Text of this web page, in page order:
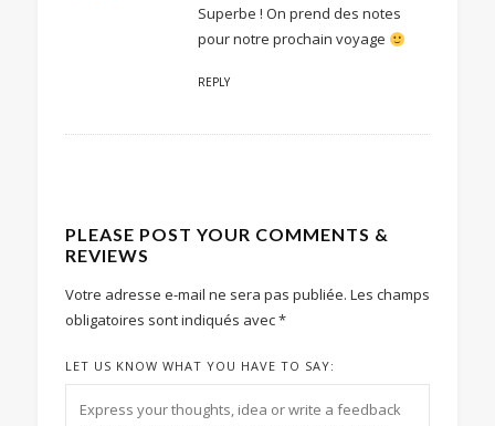
Superbe ! On prend des notes
pour notre prochain voyage
REPLY
PLEASE POST YOUR COMMENTS &
REVIEWS
Votre adresse e-mail ne sera pas publiée. Les champs
obligatoires sont indiqués avec*
LET US KNOW WHAT YOU HAVE TO SAY: